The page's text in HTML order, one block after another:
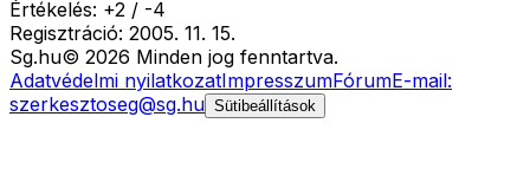
Értékelés: +2 / -4
Regisztráció: 2005. 11. 15.
Sg.hu© 2026 Minden jog fenntartva.
Adatvédelmi nyilatkozatImpresszumFórumE-mail:
szerkesztoseg@sg.hu Sütibeállítások